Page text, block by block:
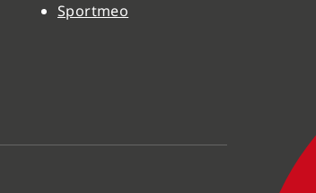
Sportmeo